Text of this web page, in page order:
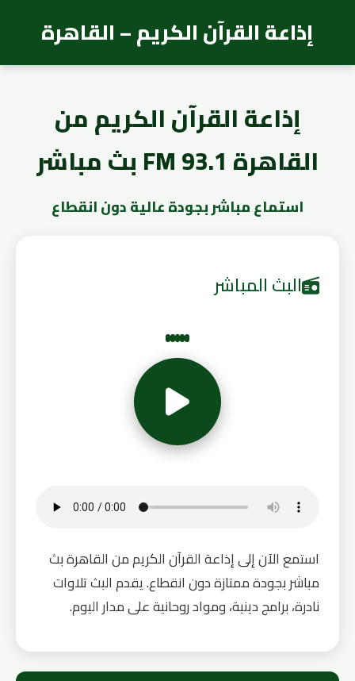
إذاعة القرآن الكريم – القاهرة
إذاعة القرآن الكريم من
القاهرة 93.1 FM بث مباشر
استماع مباشر بجودة عالية دون انقطاع
البث المباشر
استمع الآن إلى إذاعة القرآن الكريم من القاهرة بث
مباشر بجودة ممتازة دون انقطاع. يقدم البث تلاوات
نادرة، برامج دينية، ومواد روحانية على مدار اليوم.